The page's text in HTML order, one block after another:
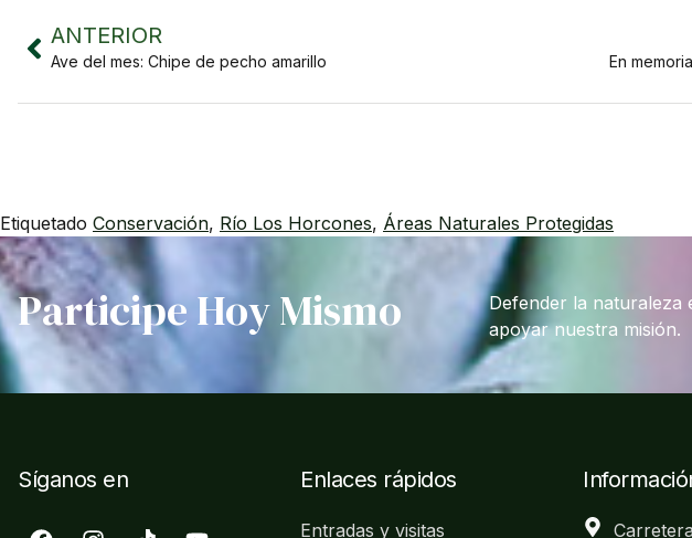
ANTERIOR
Ave del mes: Chipe de pecho amarillo En
Etiquetado Conservación, Río Los Horcones, Áreas Naturales Protegidas
Participe Hoy Mismo
Defender la naturaleza
apoyar nuestra misión.
Síganos en Enlaces rápidos
Entradas y visitas